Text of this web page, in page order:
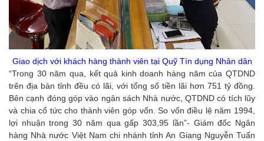
Giao dịch với khách hàng thành viên tại Quỹ Tín dụng Nhân dân
“Trong 30 năm qua, kết quả kinh doanh hàng năm của QTDND
trên địa bàn tỉnh đều có lãi, với tổng số tiền lãi hơn 751 tỷ đồng.
Bên cạnh đóng góp vào ngân sách Nhà nước, QTDND có tích lũy
và chia cổ tức cho thành viên góp vốn. So vốn điều lệ năm 1994,
lợi nhuận trong 30 năm qua gấp 303,95 lần”- Giám đốc Ngân
hàng Nhà nước Việt Nam chi nhánh tỉnh An Giang Nguyễn Tuấn